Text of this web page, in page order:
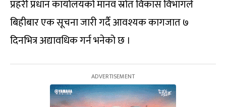
प्रहरी प्रधान कार्यालयको मानव स्रोत विकास विभागले
बिहीबार एक सूचना जारी गर्दै आवश्यक कागजात ७
दिनभित्र अद्यावधिक गर्न भनेको छ ।